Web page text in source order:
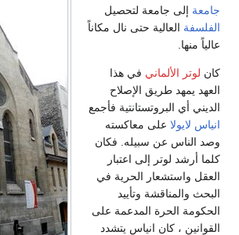
جامعة إلى جامعة لتحصيل
الفلسفة العالية حتى نال مكاناً
عالياً منها.
كان لوتر الألماني في هذا
العهد يمهد طريق الإصلاح
الديني أي البروتستانتية فأجمع
انياس لايولا على معاكسته
وصد الناس عن سبيله. فكان
كلما أرشد لوتر إلى اعتبار
العقل واستشعار الحرية في
البحث والمناقشة وتأييد
الحكومة الحرة المدعمة على
القوانين ، كان انياس يتشدد